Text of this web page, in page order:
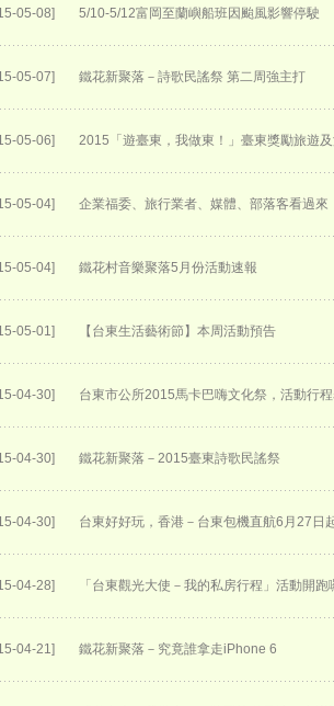
05-08] 5/10-5/12富岡至蘭嶼船班因颱風影響停駛
05-07] 鐵花新聚落－詩歌民謠祭 第二周強主打
05-06] 2015「遊臺東，我做東！」臺東獎勵旅遊
05-04] 企業福委、旅行業者、媒體、部落客看過
05-04] 鐵花村音樂聚落5月份活動速報
05-01] 【台東生活藝術節】本周活動預告
04-30] 台東市公所2015馬卡巴嗨文化祭，活動行
04-30] 鐵花新聚落－2015臺東詩歌民謠祭
04-30] 台東好好玩，香港－台東包機直航6月27日​
04-28] 「台東觀光大使－我的私房行程」活動開跑
04-21] 鐵花新聚落－究竟誰拿走iPhone 6